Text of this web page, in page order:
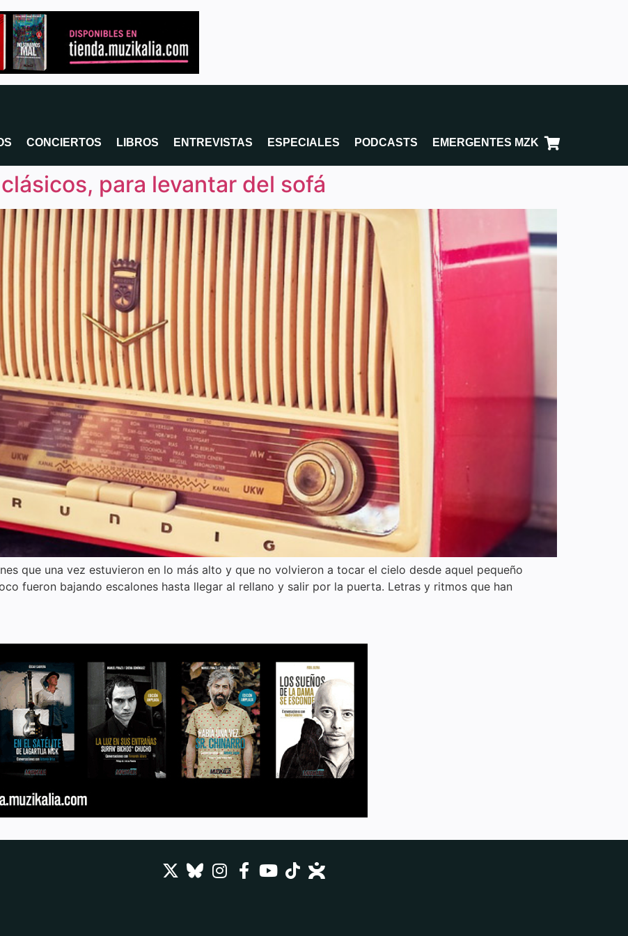
CONCIERTOS LIBROS ENTREVISTAS ESPECIALES PODCASTS EMERGENTES MZK
para levantar del sofá
que una vez estuvieron en lo más alto y que no volvieron a tocar el cielo desde aquel pequeño
fueron bajando escalones hasta llegar al rellano y salir por la puerta. Letras y ritmos que han